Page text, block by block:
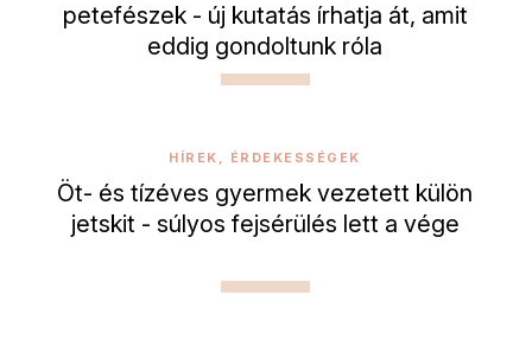
petefészek - új kutatás írhatja át, amit
eddig gondoltunk róla
HÍREK, ÉRDEKESSÉGEK
Öt- és tízéves gyermek vezetett külön
jetskit - súlyos fejsérülés lett a vége